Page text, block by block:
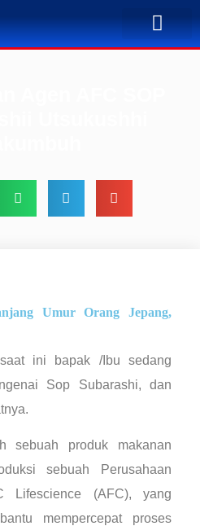
Umur Orang Jepang,
ini bapak /Ibu sedang
Sop Subarashi, dan
sebuah produk makanan
sebuah Perusahaan
Lifescience (AFC), yang
mempercepat proses